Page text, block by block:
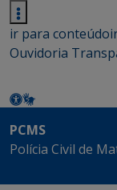
ir para conteúdo
Ouvidoria
PCMS
Polícia Civil de